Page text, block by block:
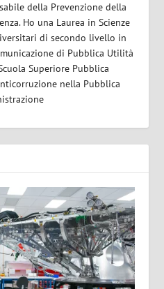
della Prevenzione della
Ho una Laurea in Scienze
di secondo livello in
di Pubblica Utilità
Superiore Pubblica
nella Pubblica